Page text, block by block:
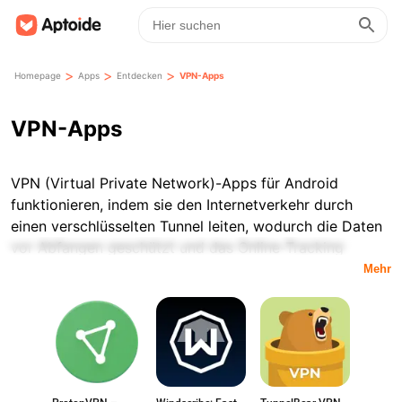
Homepage > Apps > Entdecken > VPN-Apps
VPN-Apps
VPN (Virtual Private Network)-Apps für Android
funktionieren, indem sie den Internetverkehr durch
einen verschlüsselten Tunnel leiten, wodurch die Daten
vor Abfangen geschützt und das Online-Tracking
die VPN-Verbindung direkt von ihrem Gerät aus
aktivieren oder deaktivieren können.
Verschiedene VPN-Apps legen den Schwerpunkt auf
unterschiedliche Aspekte, wie Datenschutzfunktionen,
Mehr